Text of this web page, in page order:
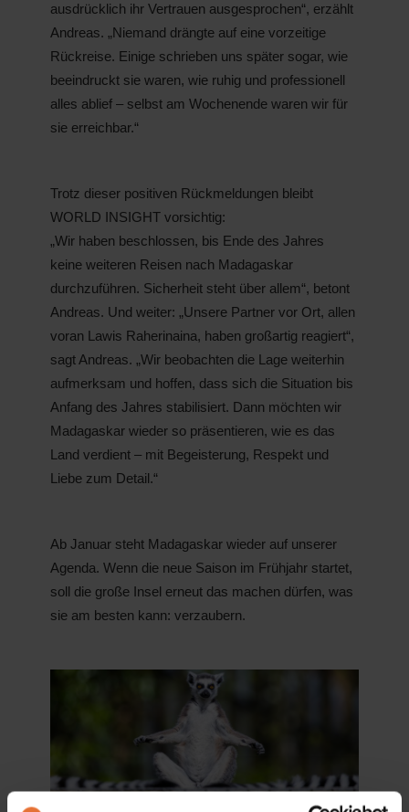
ausdrücklich ihr Vertrauen ausgesprochen“, erzählt
Andreas. „Niemand drängte auf eine vorzeitige
Rückreise. Einige schrieben uns später sogar, wie
beeindruckt sie waren, wie ruhig und professionell
alles ablief – selbst am Wochenende waren wir für
sie erreichbar.“
Trotz dieser positiven Rückmeldungen bleibt
WORLD INSIGHT vorsichtig:
„Wir haben beschlossen, bis Ende des Jahres
keine weiteren Reisen nach Madagaskar
durchzuführen. Sicherheit steht über allem“, betont
Andreas. Und weiter: „Unsere Partner vor Ort, allen
voran Lawis Raherinaina, haben großartig reagiert“,
sagt Andreas. „Wir beobachten die Lage weiterhin
aufmerksam und hoffen, dass sich die Situation bis
Anfang des Jahres stabilisiert. Dann möchten wir
Madagaskar wieder so präsentieren, wie es das
Land verdient – mit Begeisterung, Respekt und
Liebe zum Detail.“
Ab Januar steht Madagaskar wieder auf unserer
Agenda. Wenn die neue Saison im Frühjahr startet,
soll die große Insel erneut das machen dürfen, was
sie am besten kann: verzaubern.